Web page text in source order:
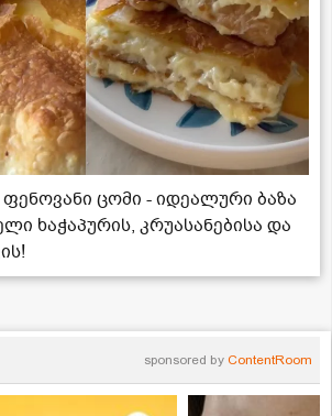
ცომი - იდეალური ბაზა
ხაჭაპურის, კრუასანებისა და
sponsored by ContentRoom